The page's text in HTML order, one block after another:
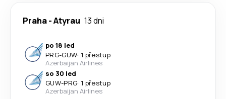
Praha-Atyrau 13 dni
po 18 led
PRG-GUW· 1 přestup
Azerbaijan Airlines
so 30 led
GUW-PRG· 1 přestup
Azerbaijan Airlines